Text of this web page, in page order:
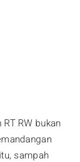
RW bukan
sampah